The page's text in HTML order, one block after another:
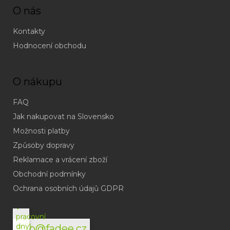
O nás
Kontakty
Hodnocení obchodu
O nákupu
FAQ
Jak nakupovat na Slovensko
Možnosti platby
Způsoby dopravy
Reklamace a vrácení zboží
Obchodní podmínky
Ochrana osobních údajů GDPR
(odpověď
do
v
pracovní
dny)